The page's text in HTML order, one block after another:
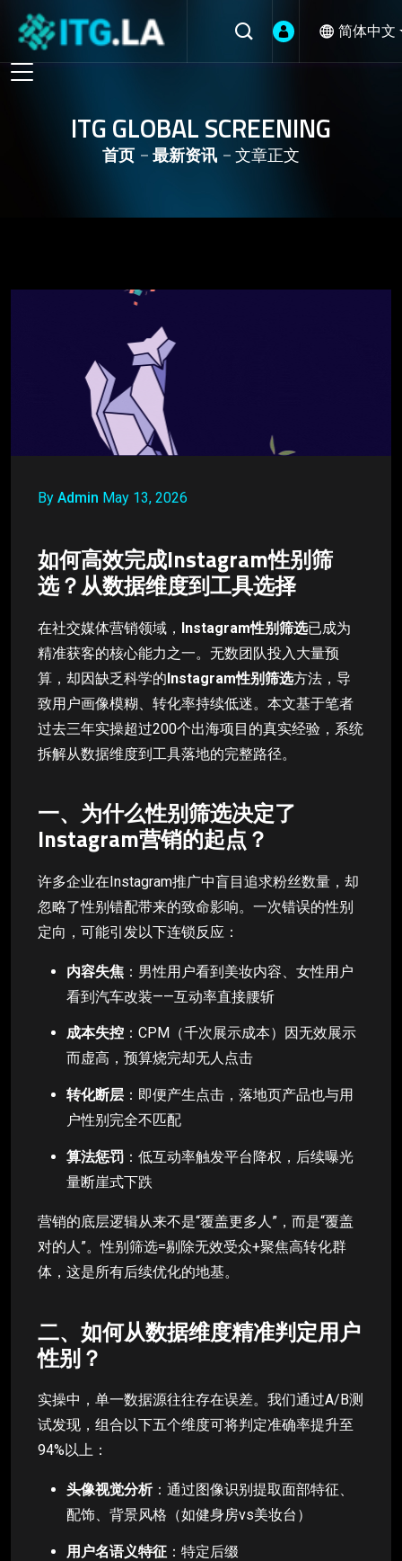
简体中文
ITG GLOBAL SCREENING
首页 最新资讯 文章正文
By Admin May 13, 2026
如何高效完成Instagram性别筛
选？从数据维度到工具选择
在社交媒体营销领域， Instagram性别筛选已成为
精准获客的核心能力之一。无数团队投入大量预
算，却因缺乏科学的Instagram性别筛选方法，导
致用户画像模糊、转化率持续低迷。本文基于笔者
过去三年实操超过200个出海项目的真实经验，系统
拆解从数据维度到工具落地的完整路径。
一、为什么性别筛选决定了
Instagram营销的起点？
许多企业在Instagram推广中盲目追求粉丝数量，却
忽略了性别错配带来的致命影响。一次错误的性别
定向，可能引发以下连锁反应：
内容失焦 ：男性用户看到美妆内容、女性用户
看到汽车改装——互动率直接腰斩
成本失控 ：CPM（千次展示成本）因无效展示
而虚高，预算烧完却无人点击
转化断层 ：即便产生点击，落地页产品也与用
户性别完全不匹配
算法惩罚 ：低互动率触发平台降权，后续曝光
量断崖式下跌
营销的底层逻辑从来不是“覆盖更多人”，而是“覆盖
对的人”。性别筛选=剔除无效受众+聚焦高转化群
体，这是所有后续优化的地基。
二、如何从数据维度精准判定用户
性别？
实操中，单一数据源往往存在误差。我们通过A/B测
试发现，组合以下五个维度可将判定准确率提升至
94%以上：
头像视觉分析：通过图像识别提取面部特征、
配饰、背景风格（如健身房vs美妆台）
用户名语义特征 ：特定后缀